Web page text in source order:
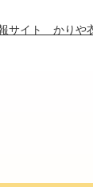
サイト かりや